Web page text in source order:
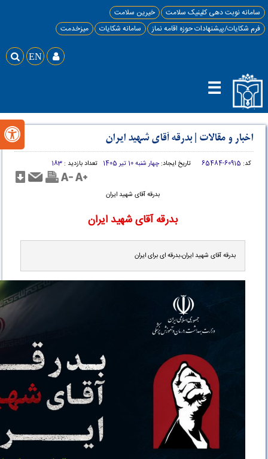
سامانه نوبت دهی کلینیک سلامت
خیرین سلامت
فرم شکایات/پیشنهادات حوزه اقامه نماز
سامانه شکایات میزخدمت
 EN 
☰
اخبار و مقالات |بدرقه آقای شهید ایران
کد: 60915-65484 تاریخ ایجاد:چهار شنبه 10 تیر 1405 تعداد بازدید :183
بدرقه آقای شهید ایران
بدرقه آقای شهید ایران
بدرقه آقای شهید ایران،بدرقه ای برای ایران
